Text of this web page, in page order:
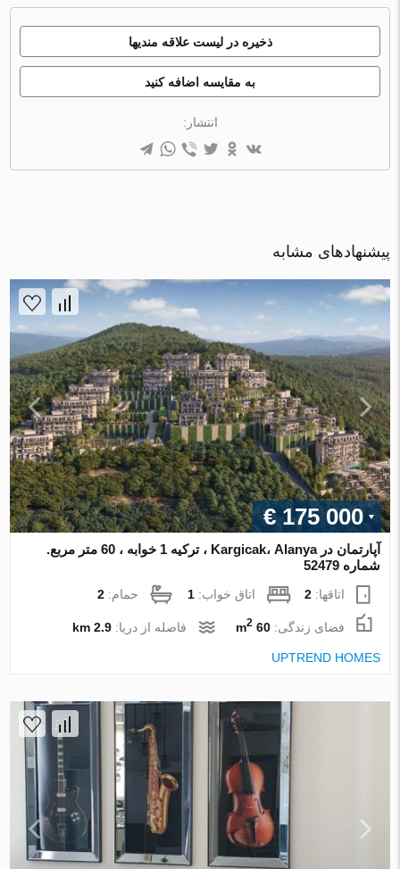
ذخیره در لیست علاقه مندیها
به مقایسه اضافه کنید
انتشار:
پیشنهادهای مشابه
€ 175 000
آپارتمان در Kargicak، Alanya ، ترکیه 1 خوابه ، 60 متر مربع.
شماره 52479
اتاقها:2 اتاق خواب:1 حمام:2
فضای زندگی:60 m
2 فاصله از دریا:2.9 km
UPTREND HOMES